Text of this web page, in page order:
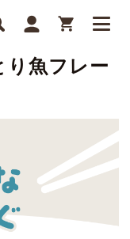
り魚フレー